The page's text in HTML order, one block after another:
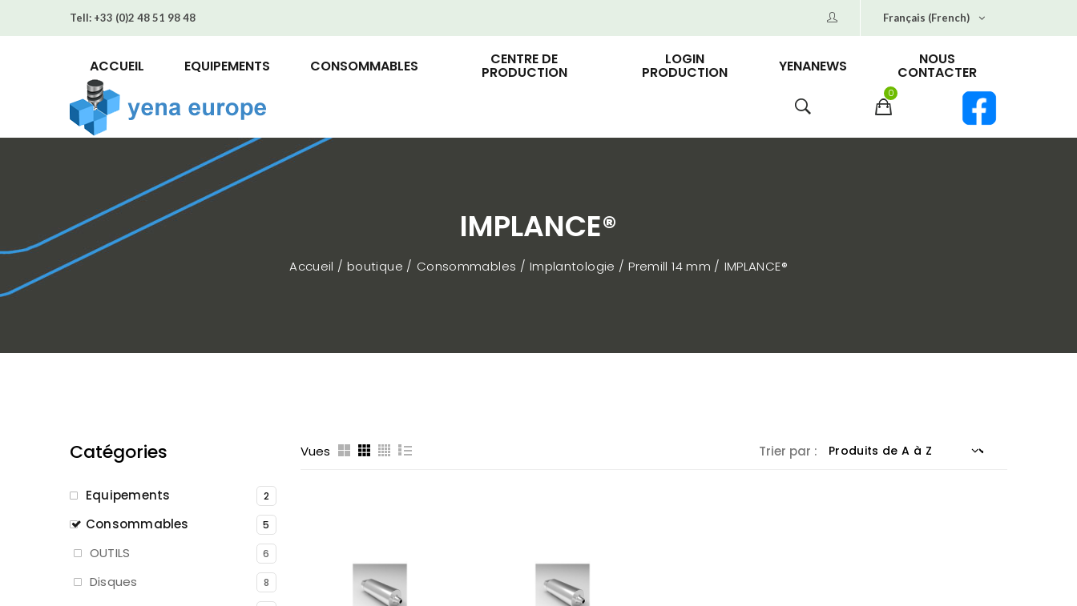
Tell: +33 (0)2 48 51 98 48 Français (French)
ACCUEIL EQUIPEMENTS CONSOMMABLES CENTRE DE
PRODUCTION
LOGIN
PRODUCTION YENANEWS NOUS
CONTACTER
0
IMPLANCE®
Accueil / boutique Consommables Implantologie Premill 14 mm IMPLANCE®
Catégories
Equipements 2
Consommables 5
OUTILS 6
Disques 8
Vues Trier par :